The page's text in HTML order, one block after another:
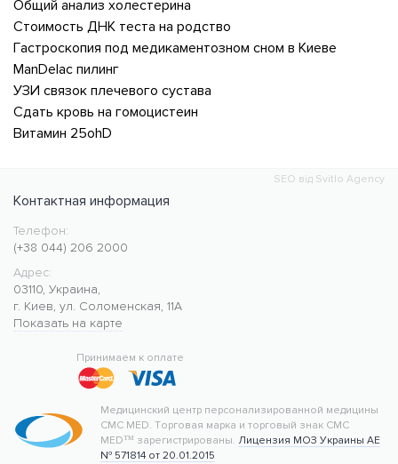
Общий анализ холестерина
Стоимость ДНК теста на родство
Гастроскопия под медикаментозном сном в Киеве
ManDelac пилинг
УЗИ связок плечевого сустава
Сдать кровь на гомоцистеин
Витамин 25ohD
SEO від Svitlo Agency
Контактная информация
Медицинский центр CMC MED
https://cmcmed.clinic
Телефон:
(+38 044) 206 2000
Адрес:
03110, Украина,
г. Киев, ул. Соломенская, 11А
Показать на карте
Принимаем к оплате
Медицинский центр персонализированной медицины
CMC MED. Торговая марка и торговый знак CMC
MED™ зарегистрированы. Лицензия МОЗ Украины АЕ
№ 571814 от 20.01.2015